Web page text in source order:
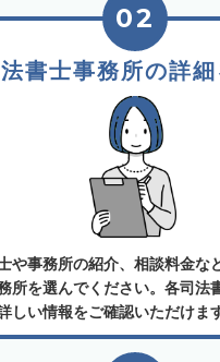
書士事務所の詳
02
や事務所の紹介、相談料金な
所を選んでください。各司法
しい情報をご確認いただけます